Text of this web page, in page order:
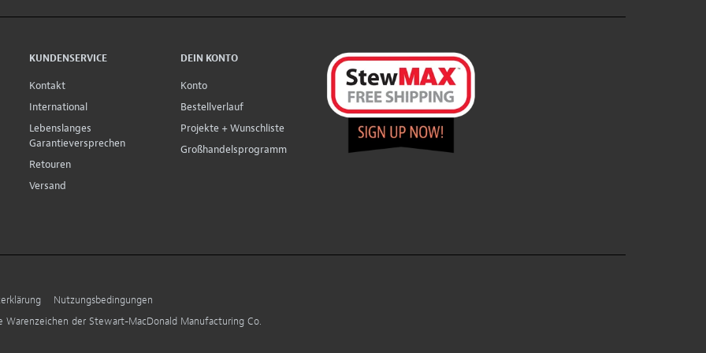
KUNDENSERVICE
Kontakt
International
Lebenslanges
Garantieversprechen
Retouren
Versand
DEIN KONTO
Konto
Bestellverlauf
Projekte + Wunschliste
Großhandelsprogramm
Nutzungsbedingungen
der Stewart-MacDonald Manufacturing Co.